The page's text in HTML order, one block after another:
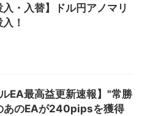
入・入替】ドル円アノマリ
！
ルEA最高益更新速報】"常勝
あのEAが240pipsを獲得